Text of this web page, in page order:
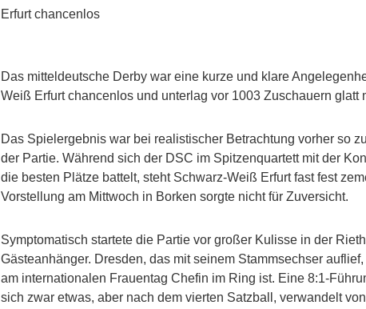
Erfurt chancenlos
Das mitteldeutsche Derby war eine kurze und klare
Weiß Erfurt chancenlos und unterlag vor 1003 Zuschauern glatt
Das Spielergebnis war bei realistischer Betrachtung vorher so
der Partie. Während sich der DSC im Spitzenquartett mit der
die besten Plätze battelt, steht Schwarz-Weiß Erfurt fast fest
Vorstellung am Mittwoch in Borken sorgte nicht für Zuversicht.
Symptomatisch startete die Partie vor großer Kulisse in der
Gästeanhänger. Dresden, das mit seinem Stammsechser
am internationalen Frauentag Chefin im Ring ist. Eine 8:1-
sich zwar etwas, aber nach dem vierten Satzball, verwandelt